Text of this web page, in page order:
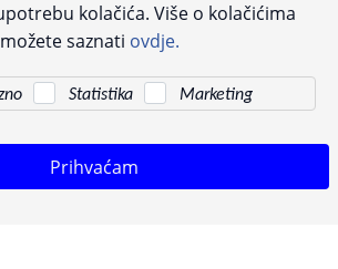
sadrže PDV. Pokušavamo osigurati što preciznije
ograničenja ne možemo garantirati potpunu
+385 23 231 761ili e-maila:info@morskijez.hr
kolačića. Više o kolačićima
možete saznati ovdje.
Statistika Marketing
Prihvaćam